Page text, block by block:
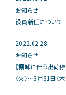
お知らせ
役員新任について
2022.02.28
お知らせ
【棚卸に伴う出荷
（火）～3月31日（木